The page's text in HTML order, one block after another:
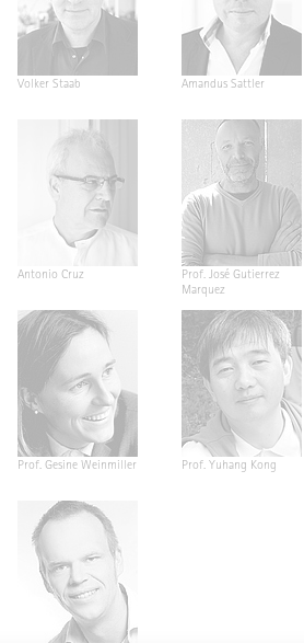
Volker Staab Amandus Sattler
Antonio Cruz
Prof. José Gutierrez
Marquez
Prof. Gesine Weinmiller Prof. Yuhang Kong